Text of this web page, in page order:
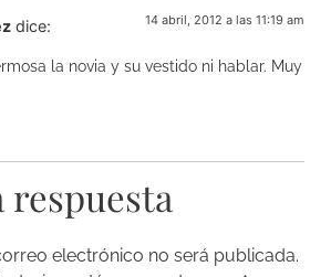
dice: 14 abril, 2012 a las 11:19 am
la novia y su vestido ni hablar. Muy
respuesta
electrónico no será publicada.